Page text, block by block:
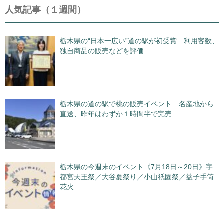
人気記事（１週間）
栃木県の“日本一広い”道の駅が初受賞 利用客数、
独自商品の販売などを評価
栃木県の道の駅で桃の販売イベント 名産地から
直送、昨年はわずか１時間半で完売
栃木県の今週末のイベント《7月18日～20日》宇
都宮天王祭／大谷夏祭り／小山祇園祭／益子手筒
花火